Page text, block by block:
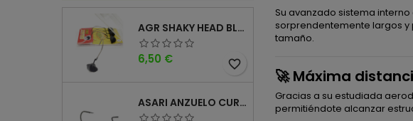
AGR SHAKY HEAD BLACK 4PK
Precio
6,50 € favorite_border
ASARI ANZUELO CURVO CAROLINA WORM
Su avanzado sistema
sorprendentemente largos
tamaño.
🚀 Máxima
Gracias a su estudiada
permitiéndote alcanzar